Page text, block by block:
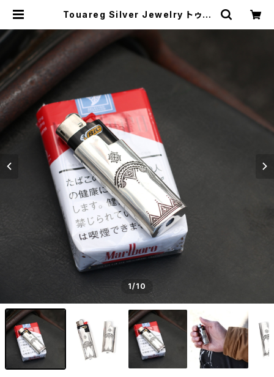
Touareg Silver Jewelry トゥア
IGHTER CASE ライターケース BI
Gライター ミニタイプ アフリカ サハ
ラ砂漠 | MAVAZI マバジ
1/10